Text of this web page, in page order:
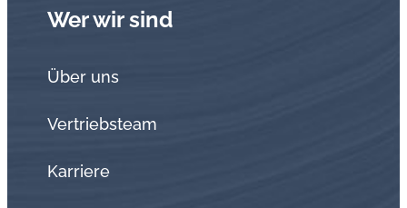
Wer wir sind
Über uns
Vertriebsteam
Karriere